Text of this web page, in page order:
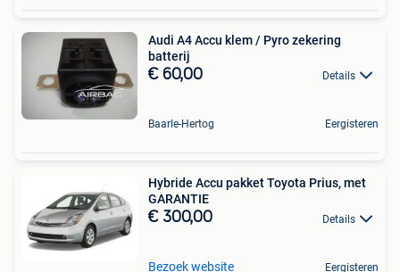
Audi A4 Accu klem / Pyro zekering
batterij
€ 60,00 Details
Baarle-Hertog Eergisteren
Hybride Accu pakket Toyota Prius, met
GARANTIE
€ 300,00 Details
Bezoek website Eergisteren